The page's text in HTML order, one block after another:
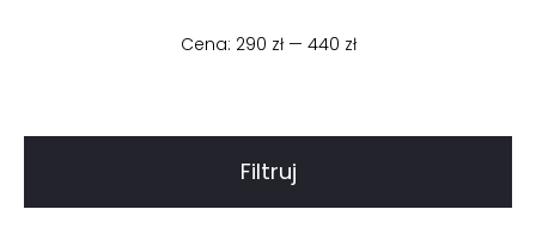
Cena
Cena
Filtruj
Cena: 290 zł— 440 zł